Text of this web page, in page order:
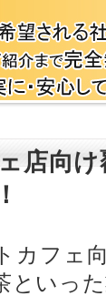
店向
カフェ
といっ